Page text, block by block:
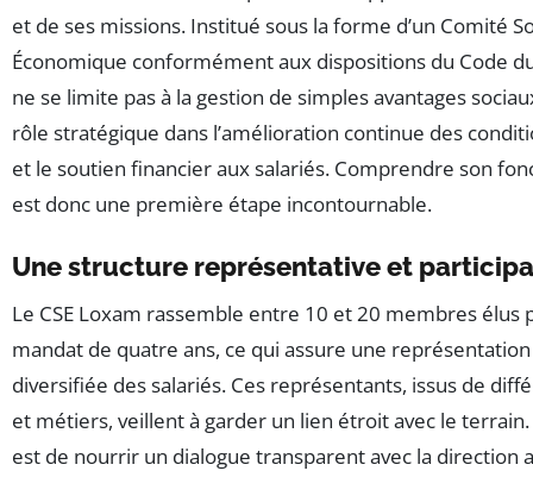
et de ses missions. Institué sous la forme d’un Comité
Économique conformément aux dispositions du Code
ne se limite pas à la gestion de simples avantages
rôle stratégique dans l’amélioration continue des
et le soutien financier aux salariés. Comprendre son
est donc une première étape incontournable.
Une structure représentative et
Le CSE Loxam rassemble entre 10 et 20 membres élus
mandat de quatre ans, ce qui assure une
diversifiée des salariés. Ces représentants, issus de
et métiers, veillent à garder un lien étroit avec le
est de nourrir un dialogue transparent avec la direction